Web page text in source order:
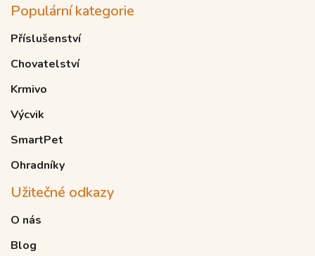
Populární kategorie
Příslušenství
Chovatelství
Krmivo
Výcvik
SmartPet
Ohradníky
Užitečné odkazy
O nás
Blog